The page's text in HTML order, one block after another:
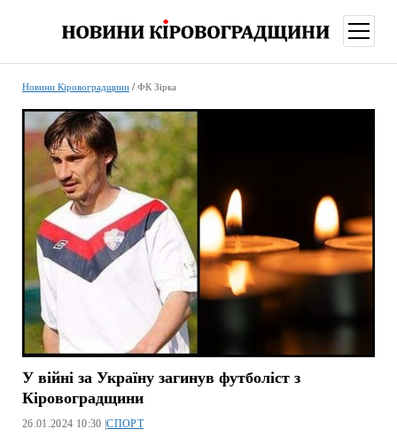
меню
Новини Кіровоградщини/ ФК Зірка
У війні за Україну загинув футболіст з
Кіровоградщини
26.01.2024 10:30 |СПОРТ